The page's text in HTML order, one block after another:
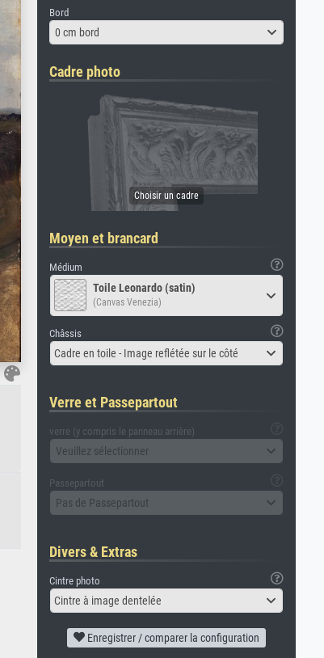
Bord
0 cm bord
Cadre photo
Moyen et brancard
Médium
Toile Leonardo (satin)
(Canvas Venezia)
Châssis
Cadre en toile - Image reflétée sur le côté
Verre et Passepartout
verre (y compris le panneau arrière)
Veuillez sélectionner
Passepartout
Pas de Passepartout
Divers & Extras
Cintre photo
Cintre à image dentelée
Enregistrer / comparer la configuration